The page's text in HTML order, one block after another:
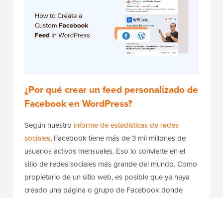
¿Por qué crear un feed personalizado de
Facebook en WordPress?
Según nuestro informe de estadísticas de redes
sociales, Facebook tiene más de 3 mil millones de
usuarios activos mensuales. Eso lo convierte en el
sitio de redes sociales más grande del mundo. Como
propietario de un sitio web, es posible que ya haya
creado una página o grupo de Facebook donde